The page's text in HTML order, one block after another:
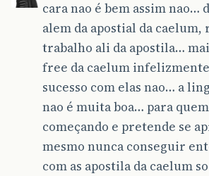
cara nao é bem assim nao…
alem da apostial da caelum,
trabalho ali da apostila…
free da caelum
sucesso com elas nao… a
nao é muita boa… para
começando e pretende se
mesmo nunca conseguir
com as apostila da caelum